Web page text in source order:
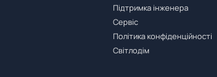
Підтримка інженера
Сервіс
Політика конфіденційності
Світлодім